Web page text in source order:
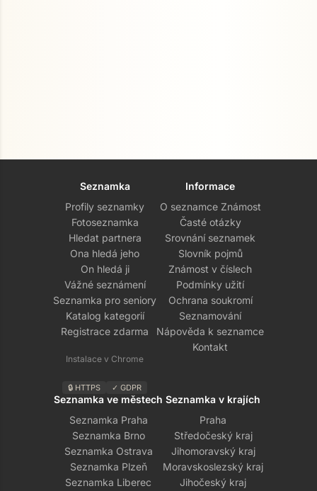
Seznamka
Profily seznamky
Fotoseznamka
Hledat partnera
Ona hledá jeho
On hledá ji
Vážné seznámení
Seznamka pro seniory
Katalog kategorií
Registrace zdarma
Instalace v Chrome
🔒 HTTPS ✓ GDPR
Informace
O seznamce Známost
Časté otázky
Srovnání seznamek
Slovník pojmů
Známost v číslech
Podmínky užití
Ochrana soukromí
Seznamování
Nápověda k seznamce
Kontakt
Seznamka ve městech
Seznamka Praha
Seznamka Brno
Seznamka Ostrava
Seznamka Plzeň
Seznamka Liberec
Seznamka v krajích
Praha
Středočeský kraj
Jihomoravský kraj
Moravskoslezský kraj
Jihočeský kraj